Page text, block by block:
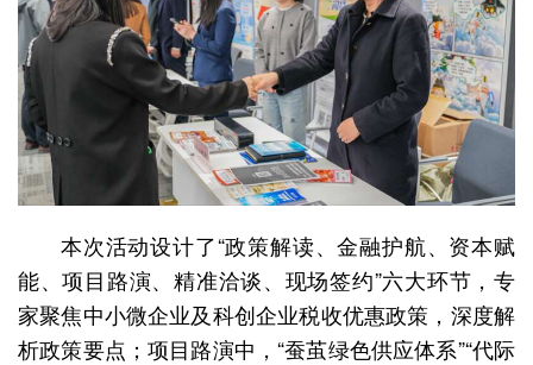
本次活动设计了“政策解读、金融护航、资本赋
能、项目路演、精准洽谈、现场签约”六大环节，专
家聚焦中小微企业及科创企业税收优惠政策，深度解
析政策要点；项目路演中，“蚕茧绿色供应体系”“代际